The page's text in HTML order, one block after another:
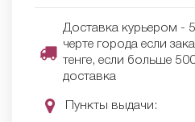
Доставка курьером -
черте города если
тенге, если больше
доставка
Пункты выдачи: